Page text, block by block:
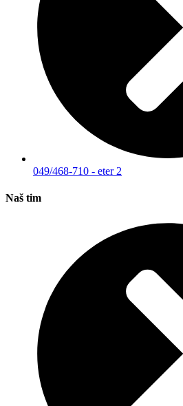
049/468-710 - eter 2
Naš tim